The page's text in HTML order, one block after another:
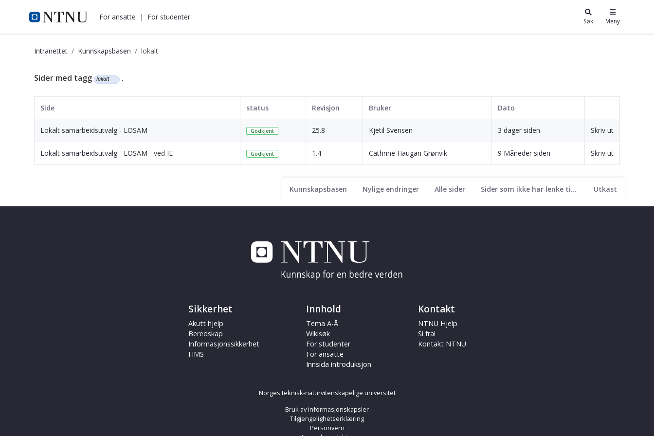
i.ntnu.no For ansatte | For studenter Søk Meny
Intranettet Kunnskapsbasen lokalt
Kunnskapsbasen
Kunnskapsbasen Nylige endringer Alle sider Sider som ikke har lenke til seg Utkast
Sider med tagg lokalt .
Side status Revisjon Bruker Dato
Lokalt samarbeidsutvalg - LOSAM Godkjent 25.8 Kjetil Svensen 3 dager siden Skriv ut
Lokalt samarbeidsutvalg - LOSAM - ved IE Godkjent 1.4 Cathrine Haugan Grønvik 9 Måneder siden Skriv ut
Sikkerhet
Akutt hjelp
Beredskap
Informasjonssikkerhet
HMS
Innhold
Tema A-Å
Wikisøk
For studenter
For ansatte
Innsida introduksjon
Kontakt
NTNU Hjelp
Si fra!
Kontakt NTNU
Norges teknisk-naturvitenskapelige universitet
Bruk av informasjonskapsler
Tilgjengelighetserklæring
Personvern